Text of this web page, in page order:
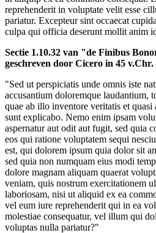
reprehenderit in voluptate velit esse
pariatur. Excepteur sint occaecat
culpa qui officia deserunt mollit anim
Sectie 1.10.32 van "de Finibus
geschreven door Cicero in 45 v.Chr.
"Sed ut perspiciatis unde omnis iste
accusantium doloremque laudantium,
quae ab illo inventore veritatis et quasi
sunt explicabo. Nemo enim ipsam
aspernatur aut odit aut fugit, sed quia
eos qui ratione voluptatem sequi
est, qui dolorem ipsum quia dolor sit
sed quia non numquam eius modi
dolore magnam aliquam quaerat
veniam, quis nostrum exercitationem
laboriosam, nisi ut aliquid ex ea
vel eum iure reprehenderit qui in ea
molestiae consequatur, vel illum qui
voluptas nulla pariatur?"